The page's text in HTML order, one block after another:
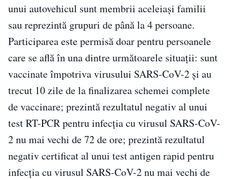
unui autovehicul sunt membrii aceleiaşi familii
sau reprezintă grupuri de până la 4 persoane.
Participarea este permisă doar pentru persoanele
care se află în una dintre următoarele situaţii: sunt
vaccinate împotriva virusului SARS-CoV-2 şi au
trecut 10 zile de la finalizarea schemei complete
de vaccinare; prezintă rezultatul negativ al unui
test RT-PCR pentru infecţia cu virusul SARS-CoV-
2 nu mai vechi de 72 de ore; prezintă rezultatul
negativ certificat al unui test antigen rapid pentru
infecţia cu virusul SARS-CoV-2 nu mai vechi de